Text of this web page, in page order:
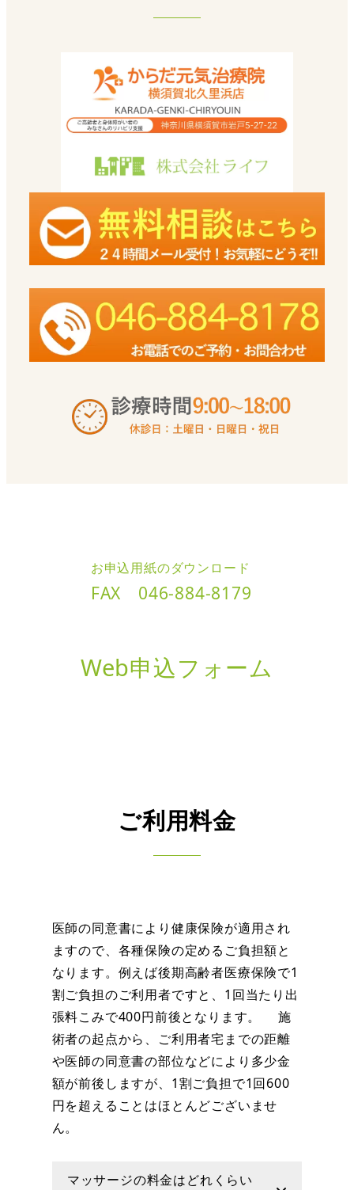
お申込用紙のダウンロード
FAX 046-884-8179
Web申込フォーム
ご利用料金
医師の同意書により健康保険が適用され
ますので、各種保険の定めるご負担額と
なります。例えば後期高齢者医療保険で1
割ご負担のご利用者ですと、1回当たり出
張料こみで400円前後となります。 施
術者の起点から、ご利用者宅までの距離
や医師の同意書の部位などにより多少金
額が前後しますが、1割ご負担で1回600
円を超えることはほとんどございませ
ん。
マッサージの料金はどれくらい